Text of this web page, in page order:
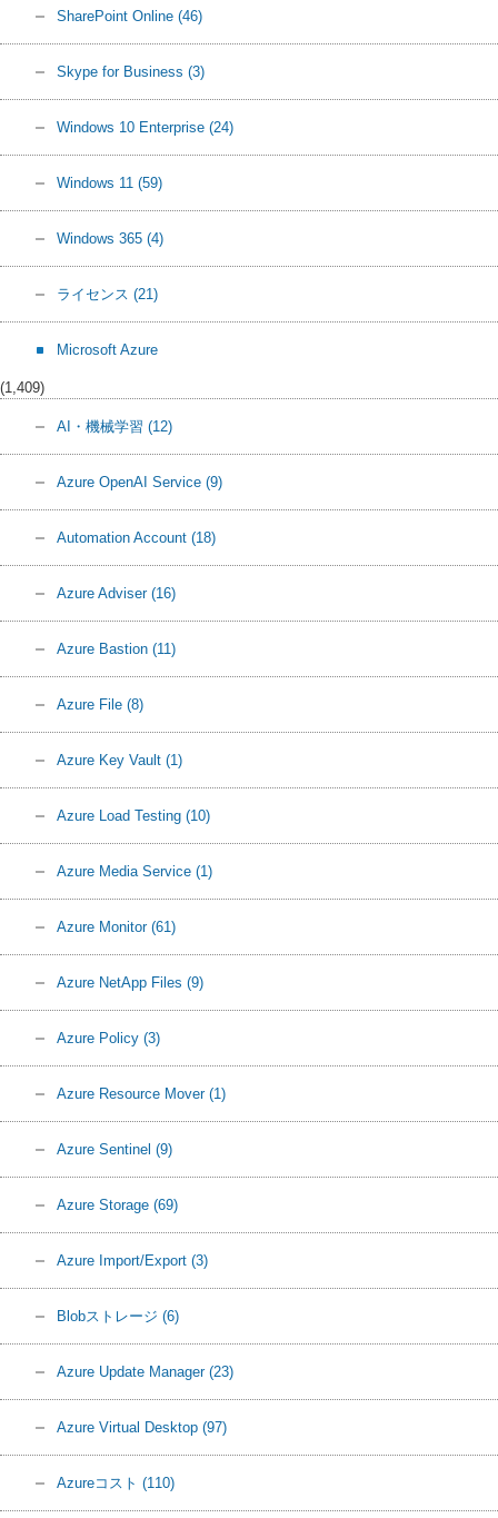
SharePoint Online (46)
Skype for Business (3)
Windows 10 Enterprise (24)
Windows 11 (59)
Windows 365 (4)
ライセンス (21)
Microsoft Azure
(1,409)
AI・機械学習 (12)
Azure OpenAI Service (9)
Automation Account (18)
Azure Adviser (16)
Azure Bastion (11)
Azure File (8)
Azure Key Vault (1)
Azure Load Testing (10)
Azure Media Service (1)
Azure Monitor (61)
Azure NetApp Files (9)
Azure Policy (3)
Azure Resource Mover (1)
Azure Sentinel (9)
Azure Storage (69)
Azure Import/Export (3)
Blobストレージ (6)
Azure Update Manager (23)
Azure Virtual Desktop (97)
Azureコスト (110)